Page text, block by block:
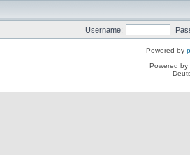
Username:
Powered by
Powered by